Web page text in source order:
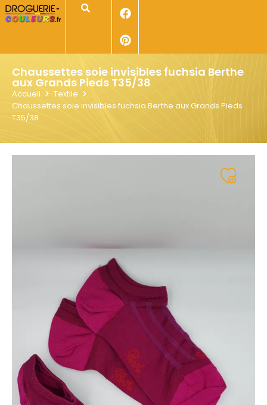
Rechercher
Chaussettes soie invisibles fuchsia Berthe
aux Grands Pieds T35/38
Accueil
Textile
Chaussettes soie invisibles fuchsia Berthe aux Grands Pieds
T35/38
Panneau de gestion des cookies